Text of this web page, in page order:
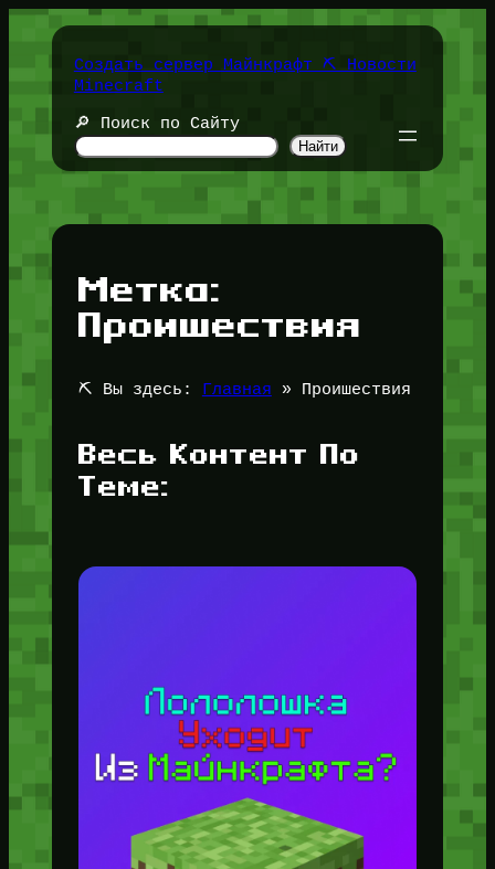
Перейти
содержимомуСоздать сервер Майнкрафт ⛏️ Новости
Minecraft
🔎 Поиск по Сайту
Найти
Метка:
Проишествия
⛏️ Вы здесь: Главная » Проишествия
Весь Контент По
Теме: